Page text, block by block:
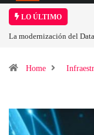
LO ÚLTIMO
un cambio en el Los
Home